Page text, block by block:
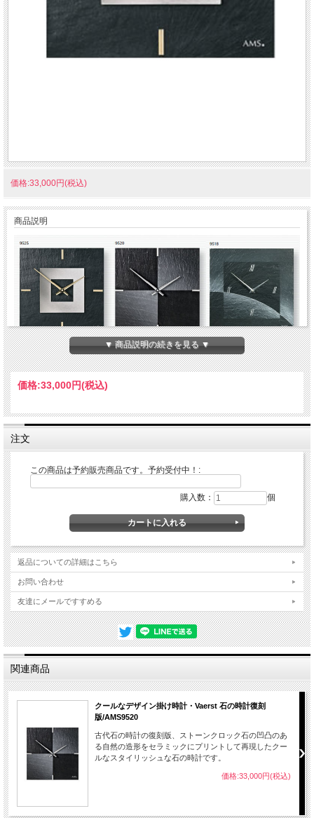
価格:33,000円(税込)
商品説明
アンドレア・メンヤーにより設立された世界最古のクロックメーカーです。
有名なブラック・フォレスト時計を非常に最もすばらしい材料を使用して、一目で
古代石の時計の復刻版、ストーンクロック石の凹凸のある自然の造形をセラミック
サイズ：幅30cm × 奥行4cm × 高さ30cm
重さ：約２.5kg
クオーツ式、単三電池１個
素材：セラミック
▼ 商品説明の続きを見る ▼
価格:33,000円(税込)
注文
この商品は予約販売商品です。予約受付中！:
購入数： 個
返品についての詳細はこちら
お問い合わせ
友達にメールですすめる
関連商品
クールなデザイン掛け時計・Vaerst 石の時計復刻
版/AMS9520
古代石の時計の復刻版、ストーンクロック石の凹凸のあ
る自然の造形をセラミックにプリントして再現したクー
ルなスタイリッシュな石の時計です。
価格:33,000円(税込)